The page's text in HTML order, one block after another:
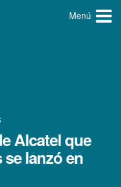
Menú
Alcatel que
lanzó en